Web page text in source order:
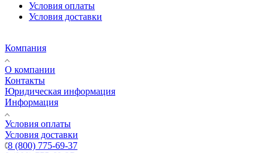
Условия оплаты
Условия доставки
Компания
О компании
Контакты
Юридическая информация
Информация
Условия оплаты
Условия доставки
8 (800) 775-69-37